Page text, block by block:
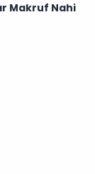
Makruf Nahi